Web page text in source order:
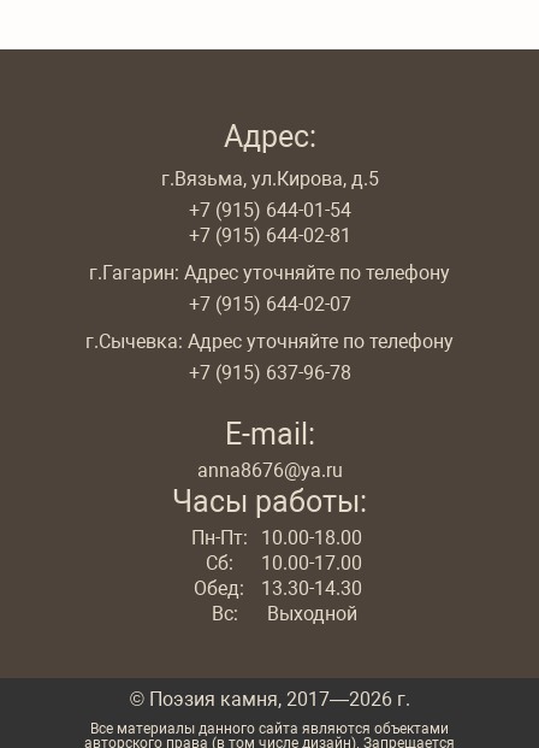
Адрес:
г.Вязьма, ул.Кирова, д.5
+7 (915) 644-01-54
+7 (915) 644-02-81
г.Гагарин: Адрес уточняйте по телефону
+7 (915) 644-02-07
г.Сычевка: Адрес уточняйте по телефону
+7 (915) 637-96-78
E-mail:
anna8676@ya.ru
Часы работы:
Пн-Пт:
10.00-18.00
Сб:
10.00-17.00
Обед:
13.30-14.30
Вс:
Выходной
© Поэзия камня, 2017—2026 г.
Все материалы данного сайта являются объектами
авторского права (в том числе дизайн). Запрещается